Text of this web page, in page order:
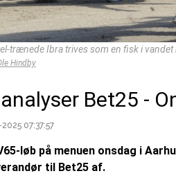
trænede Ibra trives som en fisk i vandet
Hindby
Bet25 -
07:37:57
løb på menuen onsdag i
til Bet25 af.